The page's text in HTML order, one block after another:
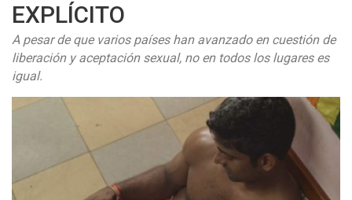
EXPLÍCITO
A pesar de que varios países han avanzado en cuestión de
liberación y aceptación sexual, no en todos los lugares es
igual.